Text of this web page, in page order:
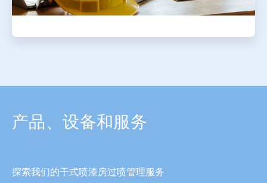
产品、设备和服务
探索我们的干式喷漆房过喷管理服务